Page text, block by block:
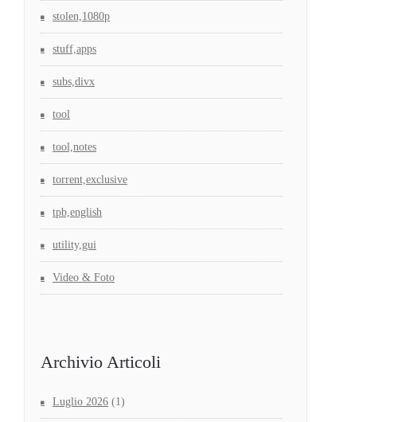
stolen,1080p
stuff,apps
subs,divx
tool
tool,notes
torrent,exclusive
tpb,english
utility,gui
Video & Foto
Archivio Articoli
Luglio 2026 (1)